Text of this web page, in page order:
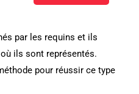
par les requins et ils
où ils sont représentés.
pour réussir ce type